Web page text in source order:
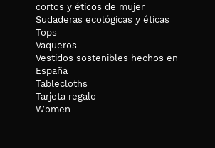
cortos y éticos de mujer
Sudaderas ecológicas y éticas
Tops
Vaqueros
Vestidos sostenibles hechos en
España
Tablecloths
Tarjeta regalo
Women